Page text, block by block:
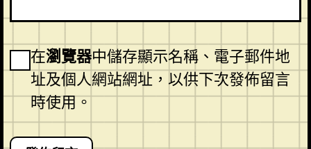
在瀏覽器中儲存顯示名稱、電子郵件地
址及個人網站網址，以供下次發佈留言
時使用。